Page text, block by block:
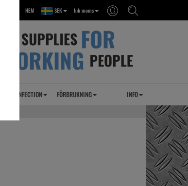
Ink moms
SEK
HEM
UVC DESINFECTION FÖRBRUKNING INFO